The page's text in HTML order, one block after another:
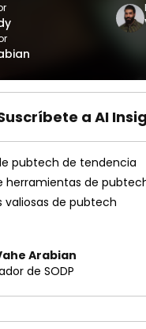
a AI
pubtech de tendencia
herramientas de
valiosas de pubtech
Arabian
de SODP